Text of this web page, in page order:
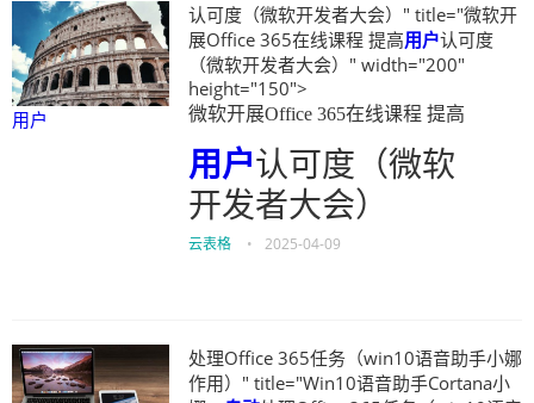
用户
认可度（微软开发者大会）" title="微软开
展Office 365在线课程 提高用户认可度
（微软开发者大会）" width="200"
height="150">
微软开展Office 365在线课程 提高
用户认可度（微软
开发者大会）
云表格 • 2025-04-09
处理Office 365任务（win10语音助手小娜
作用）" title="Win10语音助手Cortana小